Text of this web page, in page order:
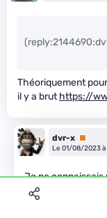
Théoriquement
il y a bruthttps://
dvr-x Premium
Le 01/08/2023 à
Je ne connaissais
peu plus jeune